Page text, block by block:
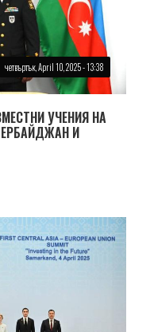
четвъртък, April 10, 2025 - 13:38
УЧЕНИЯ НА
И